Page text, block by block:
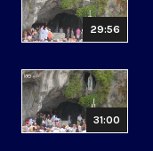
29:56
31:00